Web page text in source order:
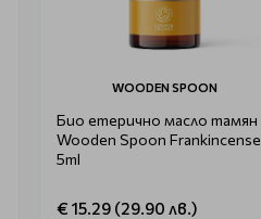
WOODEN SPOON
Био етерично масло тамян
Wooden Spoon Frankincense
5ml
€ 15.29 (29.90 лв.)